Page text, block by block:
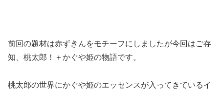
前回の題材は赤ずきんをモチーフにしましたが今回はご存
知、桃太郎！＋かぐや姫の物語です。
桃太郎の世界にかぐや姫のエッセンスが入ってきているイ